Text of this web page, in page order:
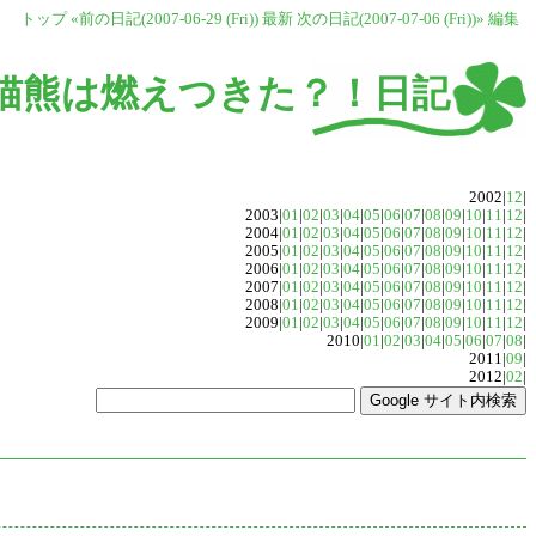
トップ «前の日記(2007-06-29 (Fri)) 最新 次の日記(2007-07-06 (Fri))» 編集
熊は燃えつきた？！日記
2002|12|
2003|01|02|03|04|05|06|07|08|09|10|11|12|
2004|01|02|03|04|05|06|07|08|09|10|11|12|
2005|01|02|03|04|05|06|07|08|09|10|11|12|
2006|01|02|03|04|05|06|07|08|09|10|11|12|
2007|01|02|03|04|05|06|07|08|09|10|11|12|
2008|01|02|03|04|05|06|07|08|09|10|11|12|
2009|01|02|03|04|05|06|07|08|09|10|11|12|
2010|01|02|03|04|05|06|07|08|
2011|09|
2012|02|